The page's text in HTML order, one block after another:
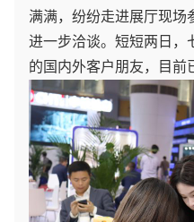
满满，纷纷走进展厅现场
进一步洽谈。短短两日，
的国内外客户朋友，目前